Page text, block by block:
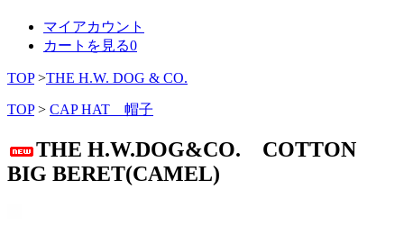
マイアカウント
カートを見る0
TOP >THE H.W. DOG & CO.
TOP > CAP HAT 帽子
THE H.W.DOG&CO. COTTON
BIG BERET(CAMEL)